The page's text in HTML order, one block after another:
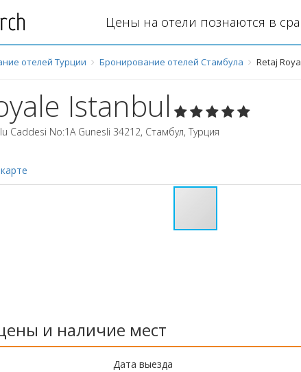
Цены на отели познаются в
отелей Турции Бронирование отелей Стамбула Retaj
Istanbul
Caddesi No:1A Gunesli 34212, Стамбул, Турция
и наличие мест
Дата выезда